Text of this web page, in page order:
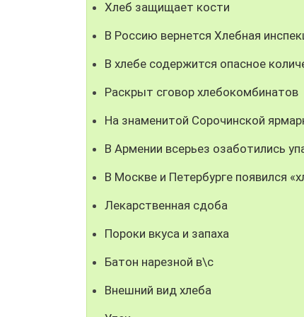
Хлеб защищает кости
В Россию вернется Хлебная
В хлебе содержится опасное
Раскрыт сговор хлебокомбинатов
На знаменитой Сорочинской
В Армении всерьез озаботились
В Москве и Петербурге появился
Лекарственная сдоба
Пороки вкуса и запаха
Батон нарезной в\с
Внешний вид хлеба